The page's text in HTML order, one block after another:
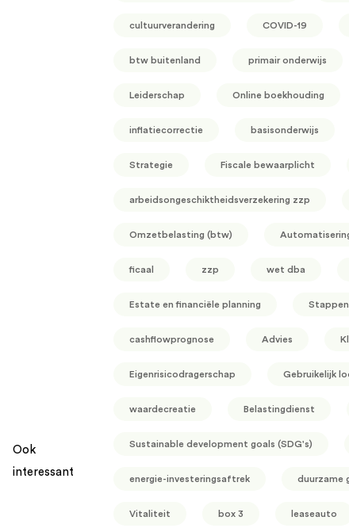
Ook
interessant
cultuurverandering COVID-19
btw buitenland primair onderwijs
Leiderschap Online boekhouding
inflatiecorrectie basisonderwijs
Strategie Fiscale bewaarplicht
arbeidsongeschiktheidsverzekering zzp
Omzetbelasting (btw)
ficaal zzp wet dba
Estate en financiële planning
cashflowprognose Advies
Eigenrisicodragerschap Gebruikelijk
waardecreatie Belastingdienst
Sustainable development goals (SDG's)
energie-investeringsaftrek duurzame
Vitaliteit box 3 leaseauto